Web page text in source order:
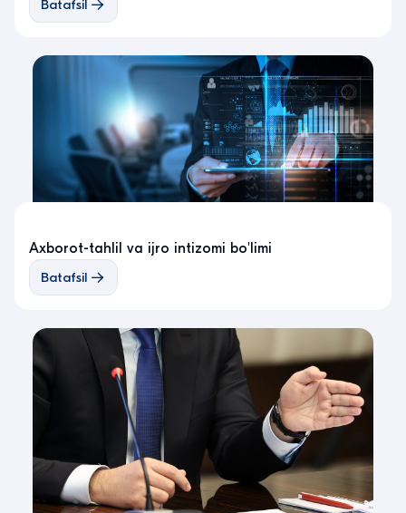
Batafsil
Axborot-tahlil va ijro intizomi bo'limi
Batafsil